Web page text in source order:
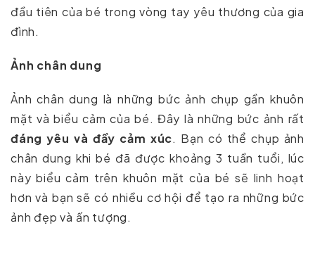
đầu tiên của bé trong vòng tay yêu thương của gia
đình.
Ảnh chân dung
Ảnh chân dung là những bức ảnh chụp gần khuôn
mặt và biểu cảm của bé. Đây là những bức ảnh rất
đáng yêu và đầy cảm xúc. Bạn có thể chụp ảnh
chân dung khi bé đã được khoảng 3 tuần tuổi, lúc
này biểu cảm trên khuôn mặt của bé sẽ linh hoạt
hơn và bạn sẽ có nhiều cơ hội để tạo ra những bức
ảnh đẹp và ấn tượng.